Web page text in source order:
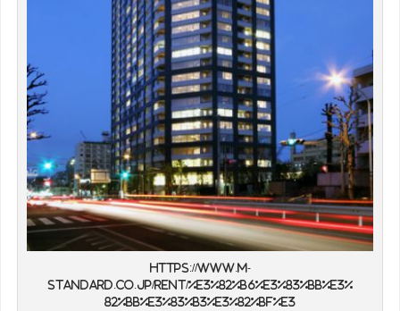
https://www.m-
standard.co.jp/rent/%E3%82%B6%E3%83%BB%E3%
82%BB%E3%83%B3%E3%82%BF%E3